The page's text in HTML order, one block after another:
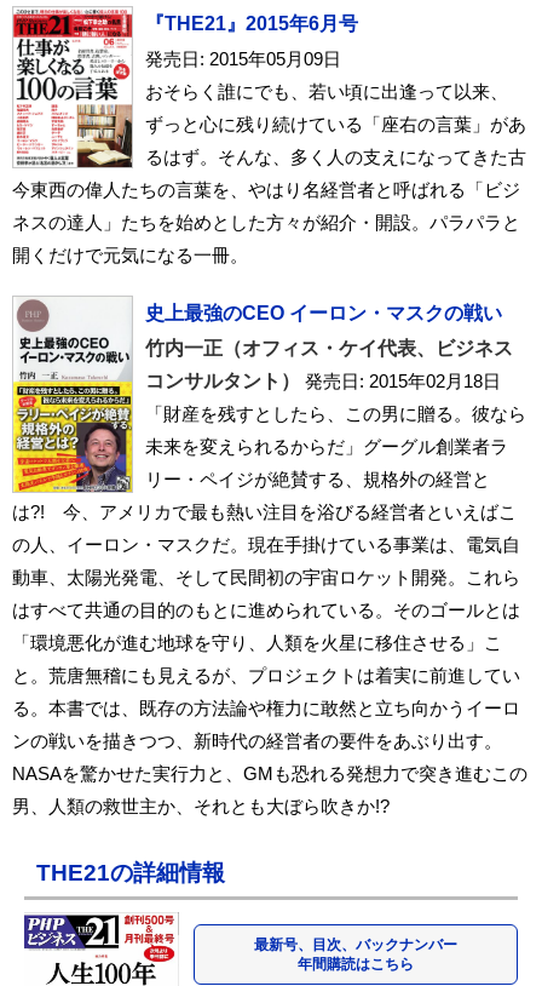
『THE21』2015年6月号
発売日: 2015年05月09日
おそらく誰にでも、若い頃に出逢って以来、
ずっと心に残り続けている「座右の言葉」があ
るはず。そんな、多く人の支えになってきた古
今東西の偉人たちの言葉を、やはり名経営者と呼ばれる「ビジ
ネスの達人」たちを始めとした方々が紹介・開設。パラパラと
開くだけで元気になる一冊。
史上最強のCEO イーロン・マスクの戦い
竹内一正（オフィス・ケイ代表、ビジネス
コンサルタント）
発売日: 2015年02月18日
「財産を残すとしたら、この男に贈る。彼なら
未来を変えられるからだ」グーグル創業者ラ
リー・ペイジが絶賛する、規格外の経営と
は?! 今、アメリカで最も熱い注目を浴びる経営者といえばこ
の人、イーロン・マスクだ。現在手掛けている事業は、電気自
動車、太陽光発電、そして民間初の宇宙ロケット開発。これら
はすべて共通の目的のもとに進められている。そのゴールとは
「環境悪化が進む地球を守り、人類を火星に移住させる」こ
と。荒唐無稽にも見えるが、プロジェクトは着実に前進してい
る。本書では、既存の方法論や権力に敢然と立ち向かうイーロ
ンの戦いを描きつつ、新時代の経営者の要件をあぶり出す。
NASAを驚かせた実行力と、GMも恐れる発想力で突き進むこの
男、人類の救世主か、それとも大ぼら吹きか!?
THE21の詳細情報
最新号、目次、バックナンバー
年間購読はこちら